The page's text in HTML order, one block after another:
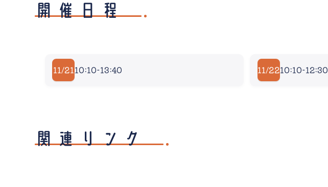
開催日程
11/21 10:10-13:40 11/2210:10-12:30
関連リンク